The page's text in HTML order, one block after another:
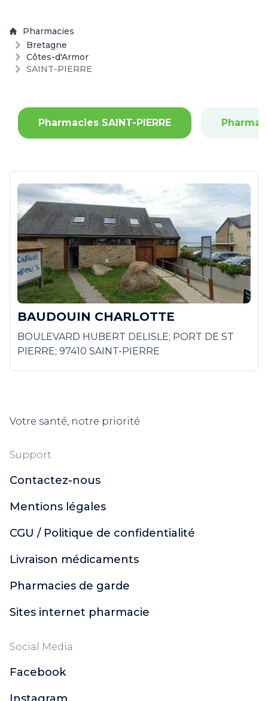
Pharmacies
Bretagne
Côtes-d'Armor
SAINT-PIERRE
Pharmacies SAINT-PIERRE
BAUDOUIN CHARLOTTE
BOULEVARD HUBERT DELISLE; PORT DE ST
PIERRE; 97410 SAINT-PIERRE
Votre santé, notre priorité
Support
Contactez-nous
Mentions légales
CGU / Politique de confidentialité
Livraison médicaments
Pharmacies de garde
Sites internet pharmacie
Social Media
Facebook